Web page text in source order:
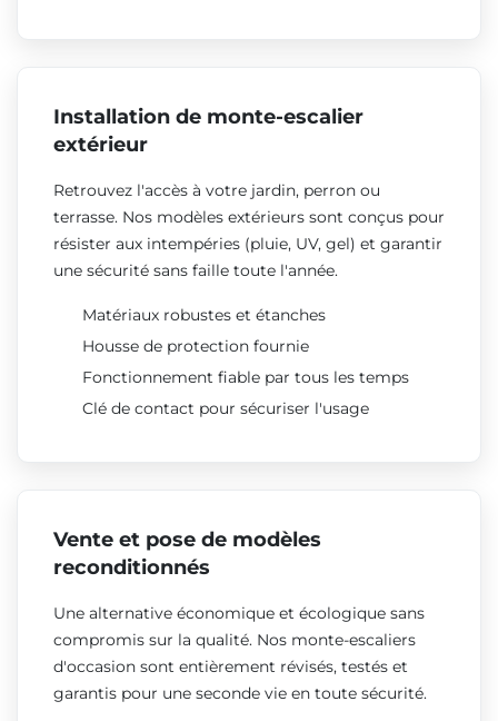
Installation de monte-escalier
extérieur
Retrouvez l'accès à votre jardin, perron ou
terrasse. Nos modèles extérieurs sont conçus pour
résister aux intempéries (pluie, UV, gel) et garantir
une sécurité sans faille toute l'année.
Matériaux robustes et étanches
Housse de protection fournie
Fonctionnement fiable par tous les temps
Clé de contact pour sécuriser l'usage
Vente et pose de modèles
reconditionnés
Une alternative économique et écologique sans
compromis sur la qualité. Nos monte-escaliers
d'occasion sont entièrement révisés, testés et
garantis pour une seconde vie en toute sécurité.